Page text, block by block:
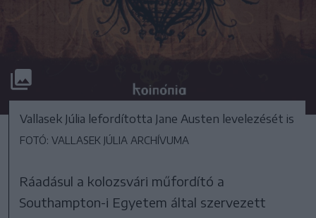
Vallasek Júlia lefordította Jane Austen levelezését is
FOTÓ: VALLASEK JÚLIA ARCHÍVUMA
Ráadásul a kolozsvári műfordító a
Southampton-i Egyetem által szervezett